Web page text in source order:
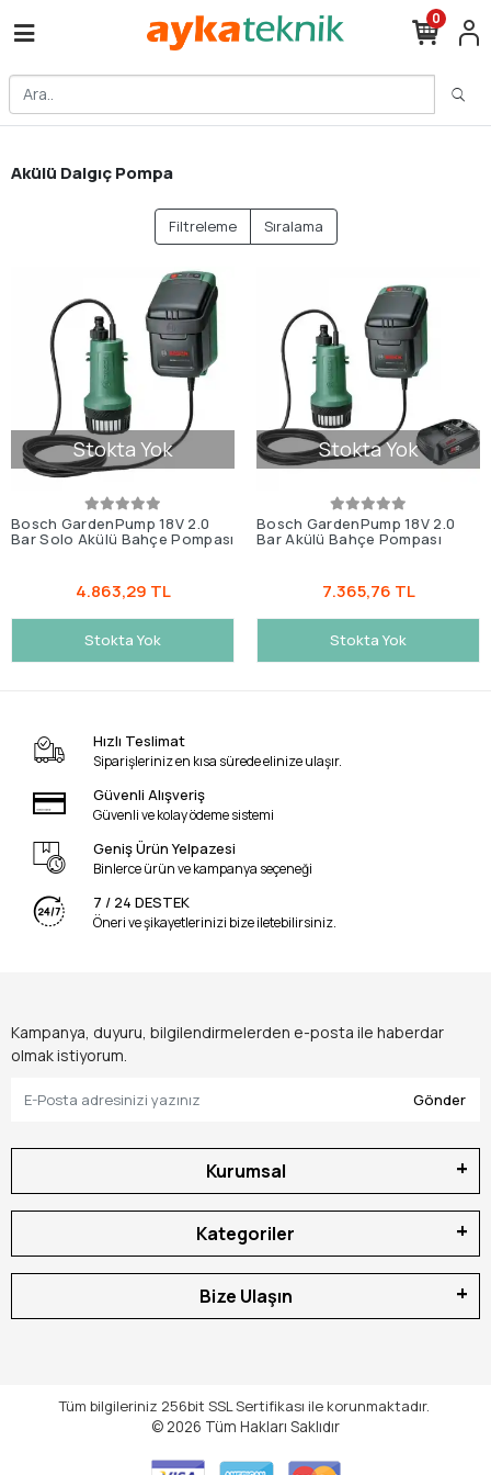
0
Akülü Dalgıç Pompa
Filtreleme Sıralama
Stokta Yok
Bosch GardenPump 18V 2.0
Bar Solo Akülü Bahçe Pompası
4.863,29 TL
Stokta Yok
Stokta Yok
Bosch GardenPump 18V 2.0
Bar Akülü Bahçe Pompası
7.365,76 TL
Stokta Yok
Hızlı Teslimat
Siparişleriniz en kısa sürede elinize ulaşır.
Güvenli Alışveriş
Güvenli ve kolay ödeme sistemi
Geniş Ürün Yelpazesi
Binlerce ürün ve kampanya seçeneği
7 / 24 DESTEK
Öneri ve şikayetlerinizi bize iletebilirsiniz.
Kampanya, duyuru, bilgilendirmelerden e-posta ile haberdar
olmak istiyorum.
Gönder
Kurumsal
Kategoriler
Bize Ulaşın
Tüm bilgileriniz 256bit SSL Sertifikası ile korunmaktadır.
© 2026 Tüm Hakları Saklıdır